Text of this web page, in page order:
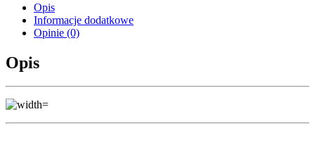
Opis
Informacje dodatkowe
Opinie (0)
Opis